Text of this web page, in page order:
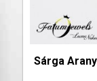
Sárga